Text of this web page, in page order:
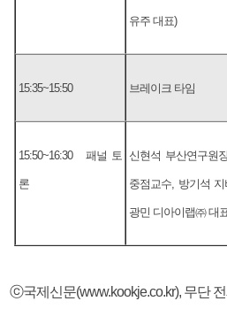
유주 대표)
15:35~15:50 브레이크 타임
15:50~16:30 패널 토
론
신현석 부산연구원
중점교수, 방기석
광민 디아이랩㈜ 대
ⓒ국제신문(www.kookje.co.kr), 무단